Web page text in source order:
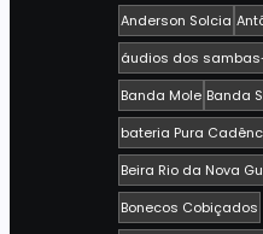
Anderson Solcia
áudios dos
Banda Mole Banda
bateria Pura
Beira Rio da Nova
Bonecos Cobiçados